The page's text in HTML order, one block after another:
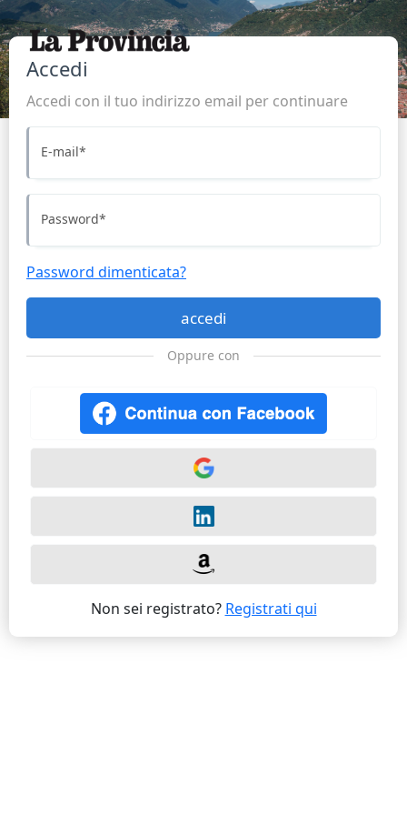
Accedi
Accedi con il tuo indirizzo email per continuare
E-mail*
Password*
Password dimenticata?
accedi
Oppure con
Non sei registrato? Registrati qui